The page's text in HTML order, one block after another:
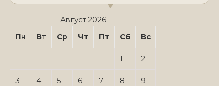
Август 2026
Пн
Вт Ср Чт Пт Сб Вс
1 2
3 4 5 6 7 8 9